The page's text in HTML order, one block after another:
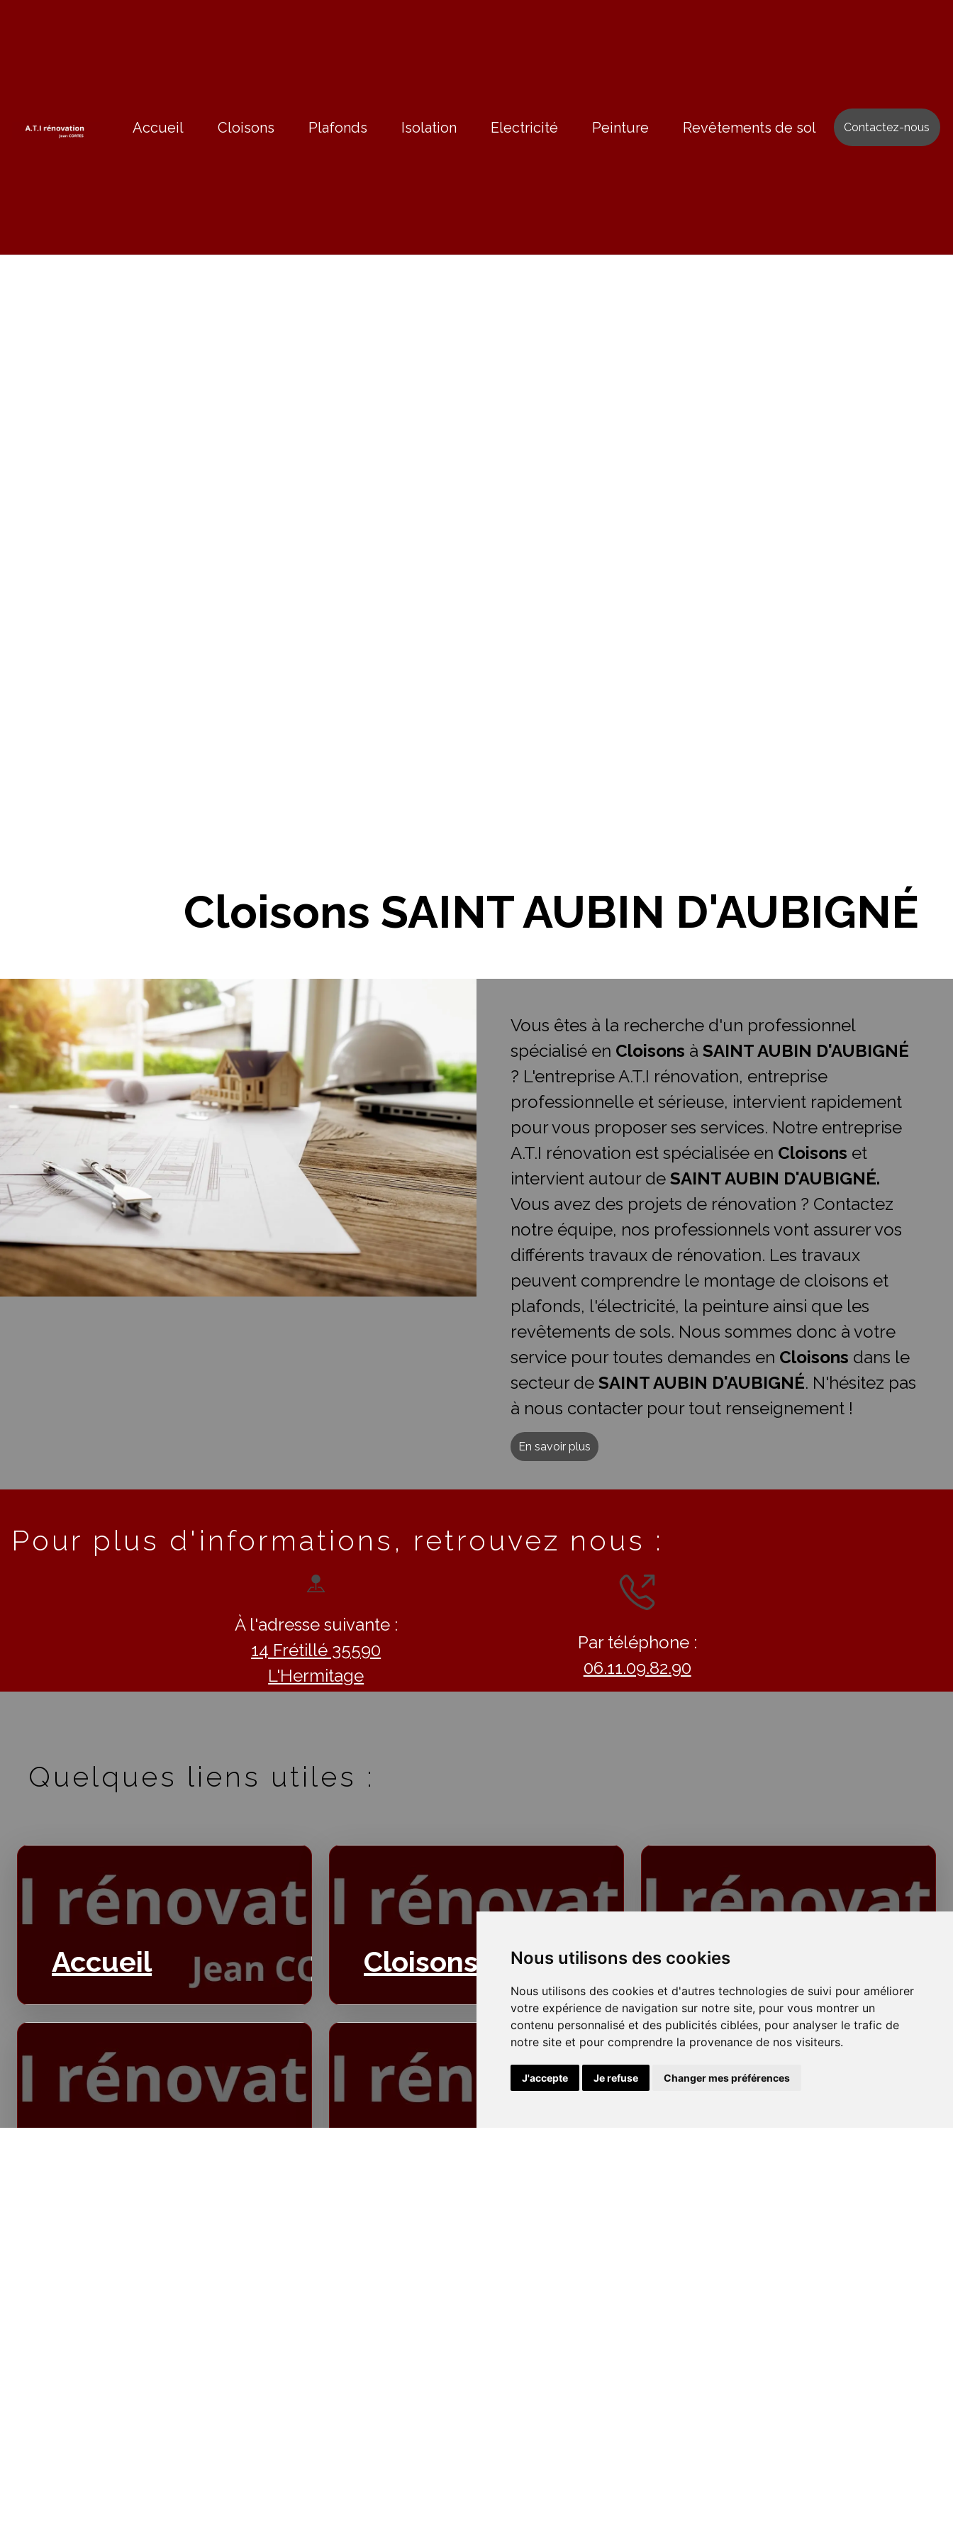
Nous utilisons des cookies
Nous utilisons des cookies et d'autres technologies de suivi pour améliorer
votre expérience de navigation sur notre site, pour vous montrer un
contenu personnalisé et des publicités ciblées, pour analyser le trafic de
notre site et pour comprendre la provenance de nos visiteurs.
J'accepte Je refuse Changer mes préférences
Accueil Cloisons Plafonds Isolation Electricité Peinture Revêtements de sol Contactez-nous
Cloisons SAINT AUBIN D'AUBIGNÉ
Vous êtes à la recherche d'un professionnel
spécialisé en Cloisons à SAINT AUBIN D'AUBIGNÉ
? L'entreprise A.T.I rénovation, entreprise
professionnelle et sérieuse, intervient rapidement
pour vous proposer ses services. Notre entreprise
A.T.I rénovation est spécialisée en Cloisons et
intervient autour de SAINT AUBIN D'AUBIGNÉ.
Vous avez des projets de rénovation ? Contactez
notre équipe, nos professionnels vont assurer vos
différents travaux de rénovation. Les travaux
peuvent comprendre le montage de cloisons et
plafonds, l'électricité, la peinture ainsi que les
revêtements de sols. Nous sommes donc à votre
service pour toutes demandes en Cloisons dans le
secteur de SAINT AUBIN D'AUBIGNÉ. N'hésitez pas
à nous contacter pour tout renseignement !
En savoir plus
Pour plus d'informations, retrouvez nous :
À l'adresse suivante :
14 Frétillé 35590
L'Hermitage
Par téléphone :
06.11.09.82.90
Quelques liens utiles :
Accueil Cloisons Plafonds
Isolation Electricité